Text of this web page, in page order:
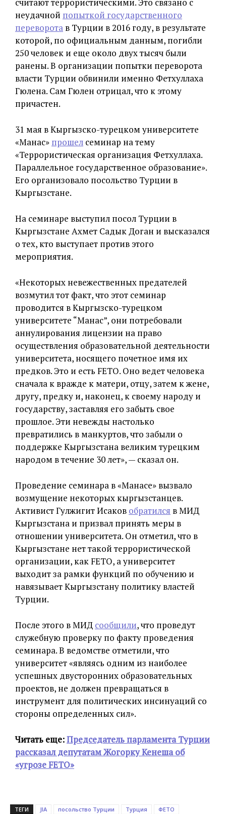
считают террористическими. Это связано с
неудачной попыткой государственного
переворота в Турции в 2016 году, в результате
которой, по официальным данным, погибли
250 человек и еще около двух тысяч были
ранены. В организации попытки переворота
власти Турции обвинили именно Фетхуллаха
Гюлена. Сам Гюлен отрицал, что к этому
причастен.
31 мая в Кыргызско-турецком университете
«Манас» прошел семинар на тему
«Террористическая организация Фетхуллаха.
Параллельное государственное образование».
Его организовало посольство Турции в
Кыргызстане.
На семинаре выступил посол Турции в
Кыргызстане Ахмет Садык Доган и высказался
о тех, кто выступает против этого
мероприятия.
«Некоторых невежественных предателей
возмутил тот факт, что этот семинар
проводится в Кыргызско-турецком
университете “Манас”, они потребовали
аннулирования лицензии на право
осуществления образовательной деятельности
университета, носящего почетное имя их
предков. Это и есть FETO. Оно ведет человека
сначала к вражде к матери, отцу, затем к жене,
другу, предку и, наконец, к своему народу и
государству, заставляя его забыть свое
прошлое. Эти невежды настолько
превратились в манкуртов, что забыли о
поддержке Кыргызстана великим турецким
народом в течение 30 лет», — сказал он.
Проведение семинара в «Манасе» вызвало
возмущение некоторых кыргызстанцев.
Активист Гулжигит Исаков обратился в МИД
Кыргызстана и призвал принять меры в
отношении университета. Он отметил, что в
Кыргызстане нет такой террористической
организации, как FETO, а университет
выходит за рамки функций по обучению и
навязывает Кыргызстану политику властей
Турции.
После этого в МИД сообщили, что проведут
служебную проверку по факту проведения
семинара. В ведомстве отметили, что
университет «являясь одним из наиболее
успешных двусторонних образовательных
проектов, не должен превращаться в
инструмент для политических инсинуаций со
стороны определенных сил».
Читать еще:Председатель парламента Турции
рассказал депутатам Жогорку Кенеша об
«угрозе FETO»
ТЕГИ JIA посольство Турции Турция ФЕТО